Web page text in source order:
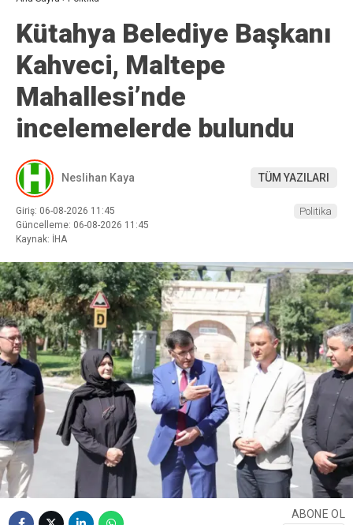
Kütahya Belediye Başkanı
Kahveci, Maltepe
Mahallesi’nde
incelemelerde bulundu
Neslihan Kaya TÜM YAZILARI
Giriş: 06-08-2026 11:45
Güncelleme: 06-08-2026 11:45
Kaynak: İHA
Politika
ABONE OL